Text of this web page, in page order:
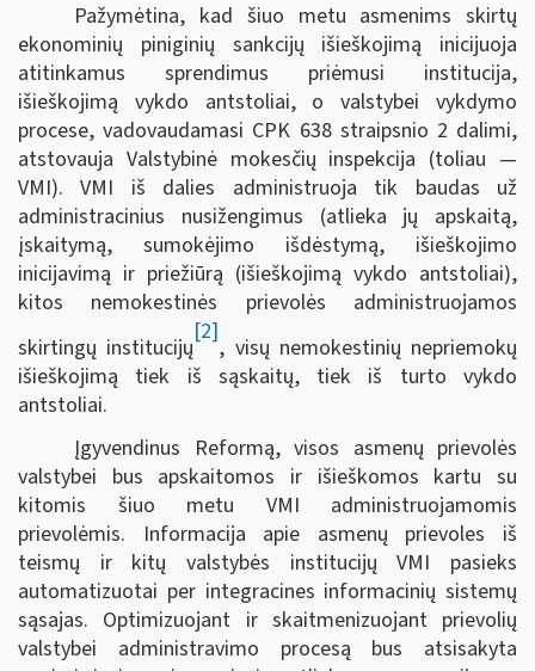
Pažymėtina, kad šiuo metu asmenims skirtų
ekonominių piniginių sankcijų išieškojimą inicijuoja
atitinkamus sprendimus priėmusi institucija,
išieškojimą vykdo antstoliai, o valstybei vykdymo
procese, vadovaudamasi CPK 638 straipsnio 2 dalimi,
atstovauja Valstybinė mokesčių inspekcija (toliau —
VMI). VMI iš dalies administruoja tik baudas už
administracinius nusižengimus (atlieka jų apskaitą,
įskaitymą, sumokėjimo išdėstymą, išieškojimo
inicijavimą ir priežiūrą (išieškojimą vykdo antstoliai),
kitos nemokestinės prievolės administruojamos
skirtingų institucijų
[2]
, visų nemokestinių nepriemokų
išieškojimą tiek iš sąskaitų, tiek iš turto vykdo
antstoliai.
Įgyvendinus Reformą, visos asmenų prievolės
valstybei bus apskaitomos ir išieškomos kartu su
kitomis šiuo metu VMI administruojamomis
prievolėmis. Informacija apie asmenų prievoles iš
teismų ir kitų valstybės institucijų VMI pasieks
automatizuotai per integracines informacinių sistemų
sąsajas. Optimizuojant ir skaitmenizuojant prievolių
valstybei administravimo procesą bus atsisakyta